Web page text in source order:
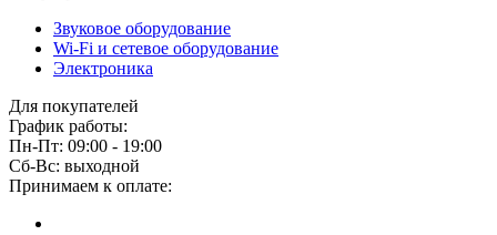
Звуковое оборудование
Wi-Fi и сетевое оборудование
Электроника
Для покупателей
График работы:
Пн-Пт: 09:00 - 19:00
Сб-Вс: выходной
Принимаем к оплате: